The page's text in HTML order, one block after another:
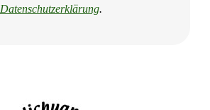
Datenschutzerklärung.